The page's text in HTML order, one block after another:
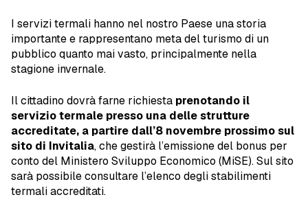
I servizi termali hanno nel nostro Paese una storia
importante e rappresentano meta del turismo di un
pubblico quanto mai vasto, principalmente nella
stagione invernale.
Il cittadino dovrà farne richiesta prenotando il
servizio termale presso una delle strutture
accreditate, a partire dall’8 novembre prossimo sul
sito di Invitalia, che gestirà l’emissione del bonus per
conto del Ministero Sviluppo Economico (MiSE). Sul sito
sarà possibile consultare l’elenco degli stabilimenti
termali accreditati.